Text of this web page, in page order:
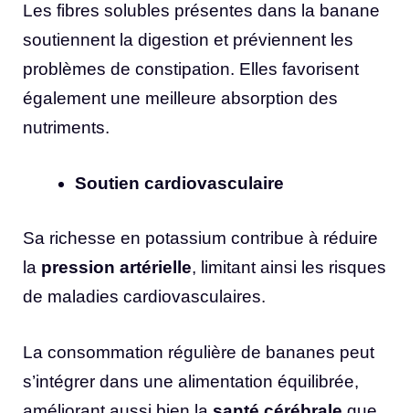
Les fibres solubles présentes dans la banane
soutiennent la digestion et préviennent les
problèmes de constipation. Elles favorisent
également une meilleure absorption des
nutriments.
Soutien cardiovasculaire
Sa richesse en potassium contribue à réduire
la pression artérielle, limitant ainsi les risques
de maladies cardiovasculaires.
La consommation régulière de bananes peut
s’intégrer dans une alimentation équilibrée,